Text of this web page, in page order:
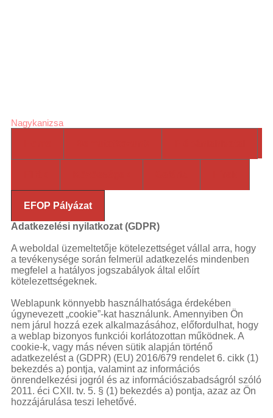
pointer for
penmost
pointer
laser
laserviridian
laser
most
powerful
laserhigh
powered
laser
pointerlaser
pointer for
catslaser
pointer
penlaser
pointersgreen
laserviridian
laserlaser
Nagykanizsa
EFOP Pályázat
Adatkezelési nyilatkozat (GDPR)
A weboldal üzemeltetője kötelezettséget vállal arra, hogy
a tevékenysége során felmerül adatkezelés mindenben
megfelel a hatályos jogszabályok által előírt
kötelezettségeknek.
Weblapunk könnyebb használhatósága érdekében
úgynevezett „cookie”-kat használunk. Amennyiben Ön
nem járul hozzá ezek alkalmazásához, előfordulhat, hogy
a weblap bizonyos funkciói korlátozottan működnek. A
cookie-k, vagy más néven sütik alapján történő
adatkezelést a (GDPR) (EU) 2016/679 rendelet 6. cikk (1)
bekezdés a) pontja, valamint az információs
önrendelkezési jogról és az információszabadságról szóló
2011. éci CXII. tv. 5. § (1) bekezdés a) pontja, azaz az Ön
hozzájárulása teszi lehetővé.